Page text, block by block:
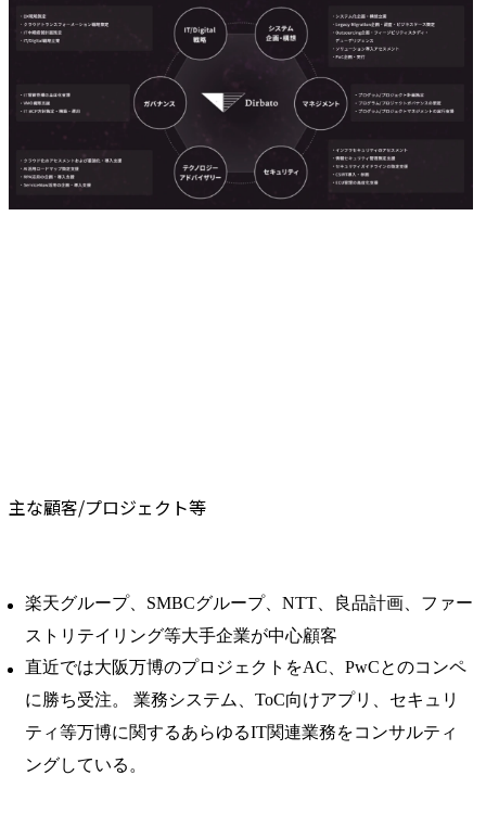
主な顧客/プロジェクト等
楽天グループ、SMBCグループ、NTT、良品計画、ファー
ストリテイリング等大手企業が中心顧客
直近では大阪万博のプロジェクトをAC、PwCとのコンペ
に勝ち受注。 業務システム、ToC向けアプリ、セキュリ
ティ等万博に関するあらゆるIT関連業務をコンサルティ
ングしている。